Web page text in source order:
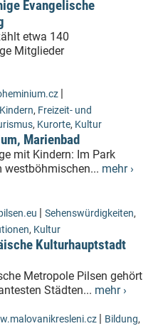
Evangelische
etwa 140
Mitglieder
|
, Freizeit- und
, Kurorte, Kultur
Marienbad
mit Kindern: Im Park
westböhmischen... mehr ›
| Sehenswürdigkeiten,
, Kultur
Kulturhauptstadt
Metropole Pilsen gehört
Städten... mehr ›
| Bildung,